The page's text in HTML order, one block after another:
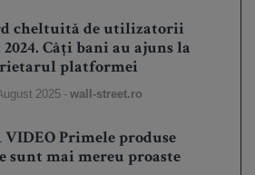
cheltuită de utilizatorii
Câți bani au ajuns la
platformei
2025 -wall-street.ro
Primele produse
sunt mai mereu proaste